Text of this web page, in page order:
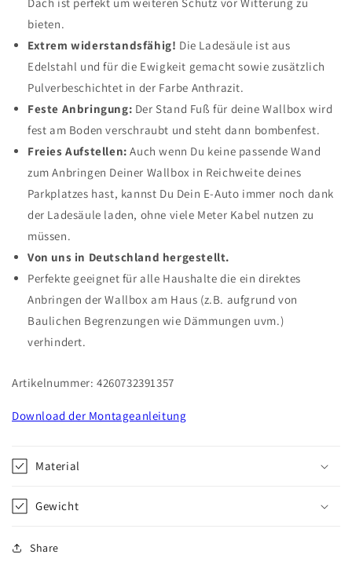
bieten.
Extrem widerstandsfähig! Die Ladesäule ist aus
Edelstahl und für die Ewigkeit gemacht sowie zusätzlich
Pulverbeschichtet in der Farbe Anthrazit.
Feste Anbringung: Der Stand Fuß für deine Wallbox wird
fest am Boden verschraubt und steht dann bombenfest.
Freies Aufstellen: Auch wenn Du keine passende Wand
zum Anbringen Deiner Wallbox in Reichweite deines
Parkplatzes hast, kannst Du Dein E-Auto immer noch dank
der Ladesäule laden, ohne viele Meter Kabel nutzen zu
müssen.
Von uns in Deutschland hergestellt.
Perfekte geeignet für alle Haushalte die ein direktes
Anbringen der Wallbox am Haus (z.B. aufgrund von
Baulichen Begrenzungen wie Dämmungen uvm.)
verhindert.
Artikelnummer: 4260732391357
Download der Montageanleitung
Material
Gewicht
Share